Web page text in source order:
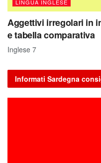
LINGUA INGLESE
Aggettivi irregolari in
e tabella comparativa
Inglese 7
Informati Sardegna